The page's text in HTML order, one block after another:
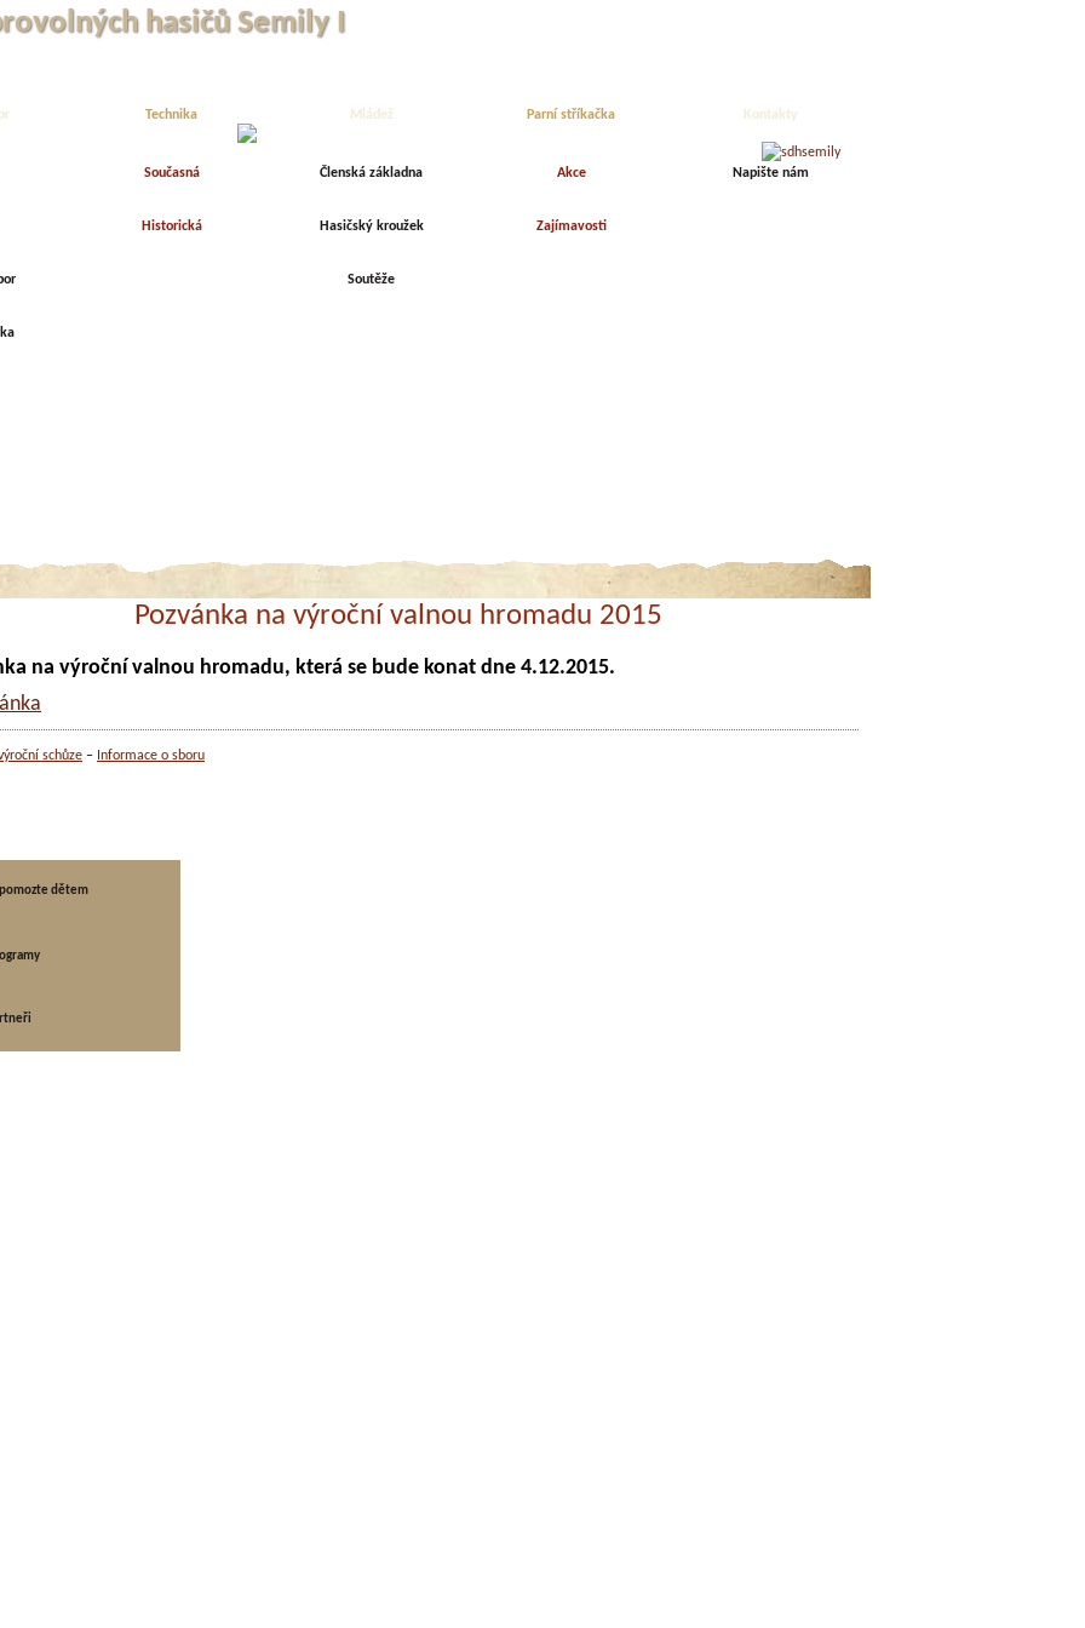
Technika
Současná
Historická
Mládež
Členská základna
Hasičský kroužek
Soutěže
Parní stříkačka
Akce
Zajímavosti
Kontakty
Napište nám
hasičů Semily I
Pozvánka na výroční valnou hromadu 2015
na výroční valnou hromadu, která se bude konat dne 4.12.2015.
schůze Informace o sboru
dětem
pomozte dětem